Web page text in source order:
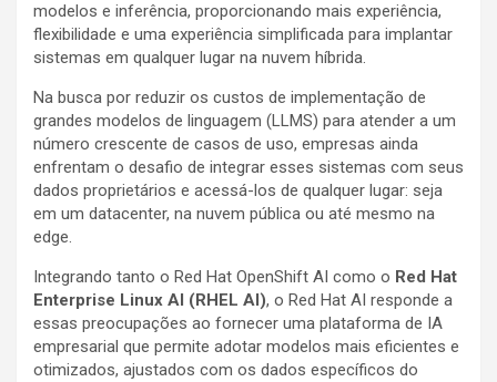
modelos e inferência, proporcionando mais experiência,
flexibilidade e uma experiência simplificada para implantar
sistemas em qualquer lugar na nuvem híbrida.
Na busca por reduzir os custos de implementação de
grandes modelos de linguagem (LLMS) para atender a um
número crescente de casos de uso, empresas ainda
enfrentam o desafio de integrar esses sistemas com seus
dados proprietários e acessá-los de qualquer lugar: seja
em um datacenter, na nuvem pública ou até mesmo na
edge.
Integrando tanto o Red Hat OpenShift AI como o Red Hat
Enterprise Linux AI (RHEL AI), o Red Hat AI responde a
essas preocupações ao fornecer uma plataforma de IA
empresarial que permite adotar modelos mais eficientes e
otimizados, ajustados com os dados específicos do